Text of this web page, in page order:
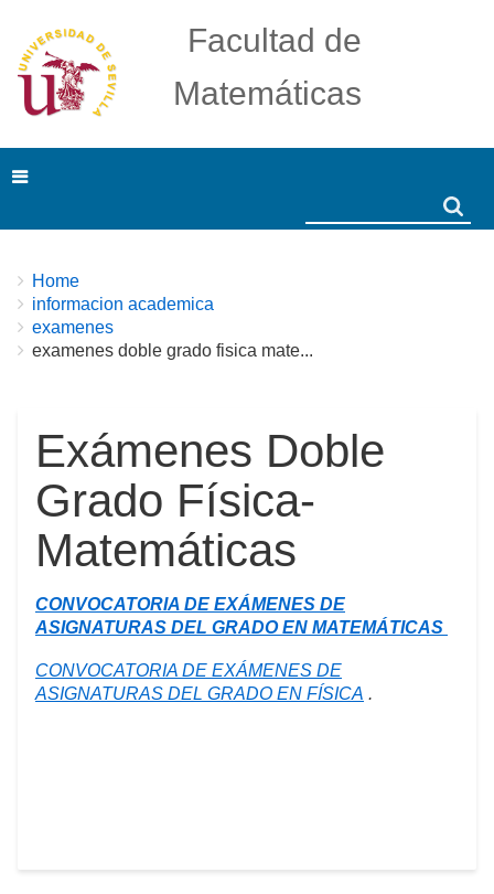
Facultad de
Matemáticas
Breadcrumbs
You
are
here:
Home
informacion academica
examenes
examenes doble grado fisica mate...
Exámenes Doble
Grado Física-
Matemáticas
CONVOCATORIA DE EXÁMENES DE
ASIGNATURAS DEL GRADO EN MATEMÁTICAS
CONVOCATORIA DE EXÁMENES DE
ASIGNATURAS DEL GRADO EN FÍSICA .